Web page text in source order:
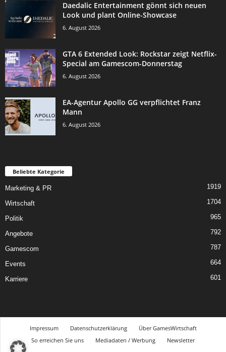
Daedalic Entertainment gönnt sich neuen
Look und plant Online-Showcase
6. August 2026
GTA 6 Extended Look: Rockstar zeigt Netflix-
Special am Gamescom-Donnerstag
6. August 2026
EA-Agentur Apollo GG verpflichtet Franz
Mann
6. August 2026
Beliebte Kategorie
Marketing & PR 1919
Wirtschaft 1704
Politik 965
Angebote 792
Gamescom 787
Events 664
Karriere 601
Impressum Datenschutzerklärung
Über GamesWirtschaft
So erreichen Sie uns
Mediadaten / Werbung
Newsletter